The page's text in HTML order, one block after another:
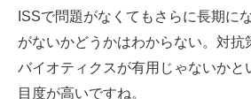
ISSで問題がなくてもさらに長期に
がないかどうかはわからない。対抗
バイオティクスが有用じゃないかと
目度が高いですね。